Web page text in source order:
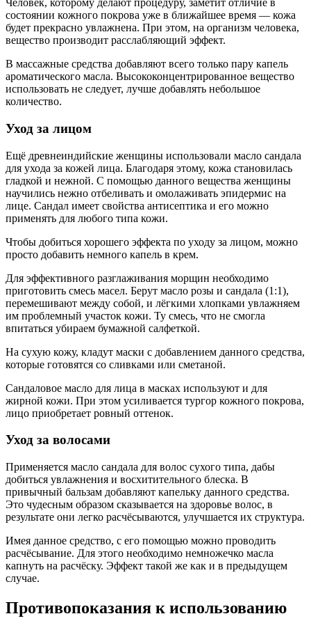
Человек, которому делают процедуру, заметит отличие в
состоянии кожного покрова уже в ближайшее время — кожа
будет прекрасно увлажнена. При этом, на организм человека,
вещество производит расслабляющий эффект.
В массажные средства добавляют всего только пару капель
ароматического масла. Высококонцентрированное вещество
использовать не следует, лучше добавлять небольшое
количество.
Уход за лицом
Ещё древнеиндийские женщины использовали масло сандала
для ухода за кожей лица. Благодаря этому, кожа становилась
гладкой и нежной. С помощью данного вещества женщины
научились нежно отбеливать и омолаживать эпидермис на
лице. Сандал имеет свойства антисептика и его можно
применять для любого типа кожи.
Чтобы добиться хорошего эффекта по уходу за лицом, можно
просто добавить немного капель в крем.
Для эффективного разглаживания морщин необходимо
приготовить смесь масел. Берут масло розы и сандала (1:1),
перемешивают между собой, и лёгкими хлопками увлажняем
им проблемный участок кожи. Ту смесь, что не смогла
впитаться убираем бумажной салфеткой.
На сухую кожу, кладут маски с добавлением данного средства,
которые готовятся со сливками или сметаной.
Сандаловое масло для лица в масках используют и для
жирной кожи. При этом усиливается тургор кожного покрова,
лицо приобретает ровный оттенок.
Уход за волосами
Применяется масло сандала для волос сухого типа, дабы
добиться увлажнения и восхитительного блеска. В
привычный бальзам добавляют капельку данного средства.
Это чудесным образом сказывается на здоровье волос, в
результате они легко расчёсываются, улучшается их структура.
Имея данное средство, с его помощью можно проводить
расчёсывание. Для этого необходимо немножечко масла
капнуть на расчёску. Эффект такой же как и в предыдущем
случае.
Противопоказания к использованию